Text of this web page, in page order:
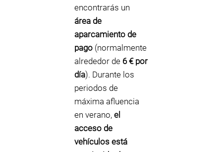
encontrarás un
área de
aparcamiento de
pago (normalmente
alrededor de 6 € por
día). Durante los
periodos de
máxima afluencia
en verano, el
acceso de
vehículos está